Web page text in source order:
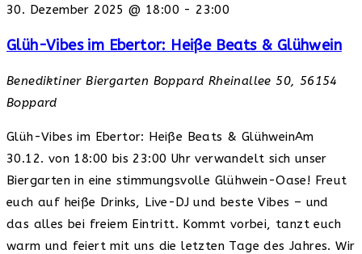
30. Dezember 2025 @ 18:00 - 23:00
Glüh-Vibes im Ebertor: Heiße Beats & Glühwein
Benediktiner Biergarten Boppard Rheinallee 50, 56154
Boppard
Glüh-Vibes im Ebertor: Heiße Beats & GlühweinAm
30.12. von 18:00 bis 23:00 Uhr verwandelt sich unser
Biergarten in eine stimmungsvolle Glühwein-Oase! Freut
euch auf heiße Drinks, Live-DJ und beste Vibes – und
das alles bei freiem Eintritt. Kommt vorbei, tanzt euch
warm und feiert mit uns die letzten Tage des Jahres. Wir